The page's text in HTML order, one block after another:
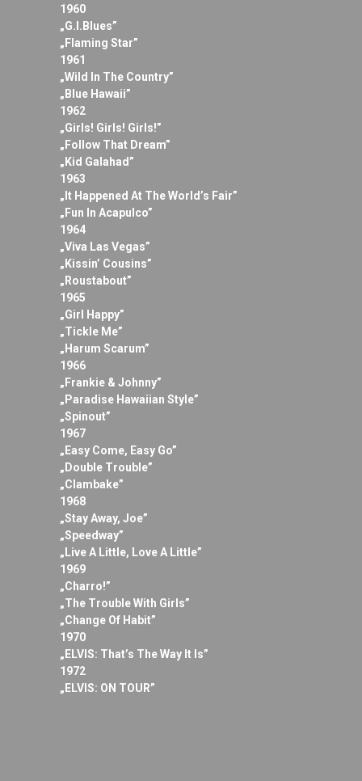
1960
„G.I.Blues”
„Flaming Star”
1961
„Wild In The Country”
„Blue Hawaii”
1962
„Girls! Girls! Girls!”
„Follow That Dream”
„Kid Galahad”
1963
„It Happened At The World’s Fair”
„Fun In Acapulco”
1964
„Viva Las Vegas”
„Kissin’ Cousins”
„Roustabout”
1965
„Girl Happy”
„Tickle Me”
„Harum Scarum”
1966
„Frankie & Johnny”
„Paradise Hawaiian Style”
„Spinout”
1967
„Easy Come, Easy Go”
„Double Trouble”
„Clambake”
1968
„Stay Away, Joe”
„Speedway”
„Live A Little, Love A Little”
1969
„Charro!”
„The Trouble With Girls”
„Change Of Habit”
1970
„ELVIS: That’s The Way It Is”
1972
„ELVIS: ON TOUR”